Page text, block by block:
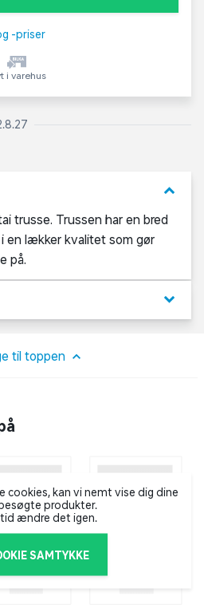
-priser
i varehus
keyboard_arrow_down
trusse. Trussen har en bred
en lækker kvalitet som gør
på.
keyboard_arrow_down
til toppen
cookies, kan vi nemt vise dig dine
produkter.
ændre det igen.
SAMTYKKE